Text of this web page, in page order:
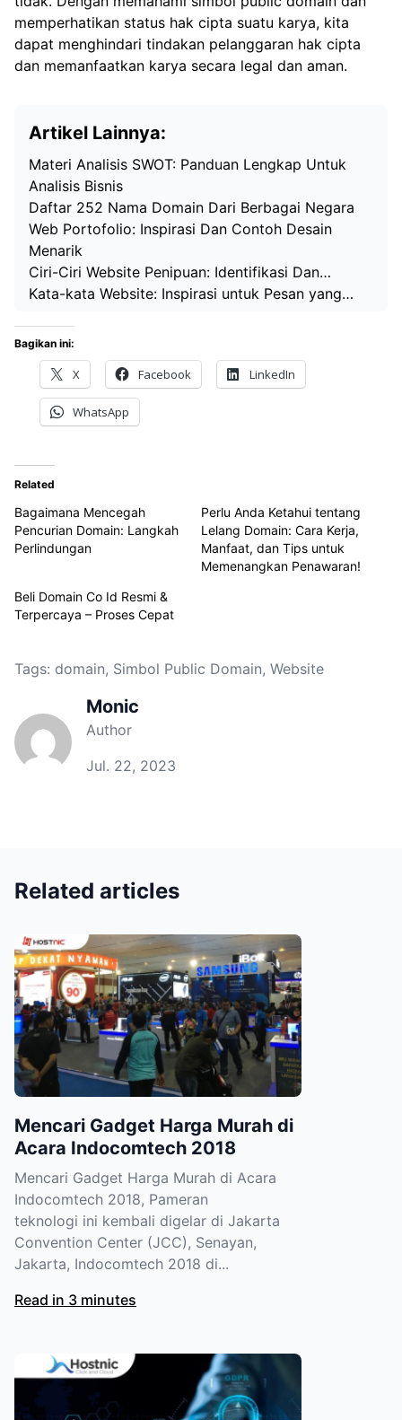
memperhatikan status hak cipta suatu karya, kita
dapat menghindari tindakan pelanggaran hak cipta
dan memanfaatkan karya secara legal dan aman.
Artikel Lainnya:
Materi Analisis SWOT: Panduan Lengkap Untuk
Analisis Bisnis
Daftar 252 Nama Domain Dari Berbagai Negara
Web Portofolio: Inspirasi Dan Contoh Desain
Menarik
Ciri-Ciri Website Penipuan: Identifikasi Dan…
Kata-kata Website: Inspirasi untuk Pesan yang…
Bagikan ini:
X Facebook LinkedIn
WhatsApp
Related
Bagaimana Mencegah
Pencurian Domain: Langkah
Perlindungan
Perlu Anda Ketahui tentang
Lelang Domain: Cara Kerja,
Manfaat, dan Tips untuk
Memenangkan Penawaran!
Beli Domain Co Id Resmi &
Terpercaya – Proses Cepat
Tags: domain, Simbol Public Domain, Website
Monic
Author
Jul. 22, 2023
Related articles
Mencari Gadget Harga Murah di
Acara Indocomtech 2018
Mencari Gadget Harga Murah di Acara
Indocomtech 2018, Pameran
teknologi ini kembali digelar di Jakarta
Convention Center (JCC), Senayan,
Jakarta, Indocomtech 2018 di...
Read in 3 minutes